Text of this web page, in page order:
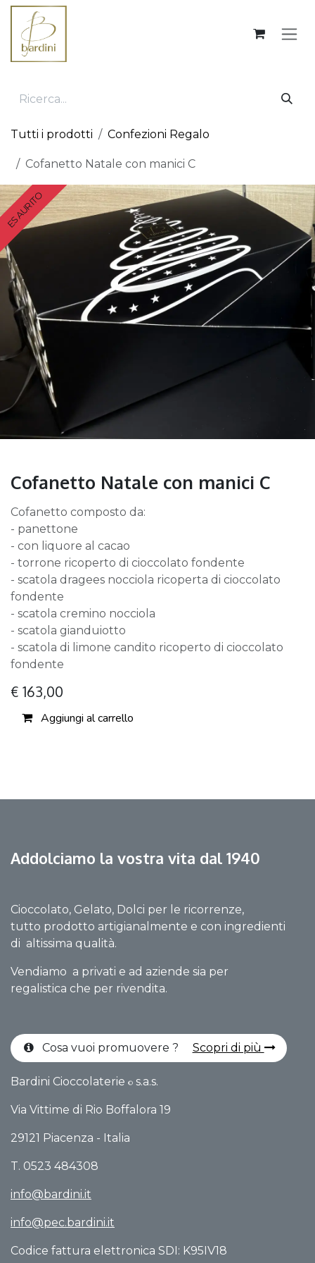
Passa al contenuto
Tutti i prodotti Confezioni Regalo
Cofanetto Natale con manici C
ESAURITO
Cofanetto Natale con manici C
Cofanetto composto da:
- panettone
- con liquore al cacao
- torrone ricoperto di cioccolato fondente
- scatola dragees nocciola ricoperta di cioccolato
fondente
- scatola cremino nocciola
- scatola gianduiotto
- scatola di limone candito ricoperto di cioccolato
fondente
€ 163,00
Aggiungi al carrello
Addolciamo la vostra vita dal 1940
Cioccolato, Gelato, Dolci per le ricorrenze,
tutto prodotto artigianalmente e con ingredienti
di altissima qualità.
Vendiamo a privati e ad aziende sia per
regalistica che per rivendita.
Cosa vuoi promuovere ? Scopri di più
Bardini Cioccolaterie © s.a.s.
Via Vittime di Rio Boffalo​ra 19
29121 Piacenza - Italia
T. 0523 484308
info@bardini.it
info@pec.bardini.it​
Codice fattura elettronica SDI: K95IV18